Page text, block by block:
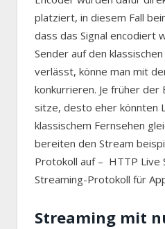
platziert, in diesem Fall
dass das Signal encodiert
Sender auf den
verlässt, könne man mit
konkurrieren. Je früher
sitze, desto eher könnten
klassischem Fernsehen
bereiten den Stream
Protokoll auf – HTTP Live
Streaming-Protokoll für
Streaming mit